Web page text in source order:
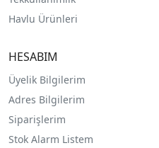
Havlu Ürünleri
HESABIM
Üyelik Bilgilerim
Adres Bilgilerim
Siparişlerim
Stok Alarm Listem